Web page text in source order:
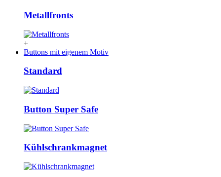
Metallfronts
+
Buttons mit eigenem Motiv
Standard
Button Super Safe
Kühlschrankmagnet